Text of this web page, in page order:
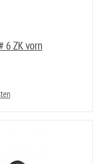
6 ZK vorn